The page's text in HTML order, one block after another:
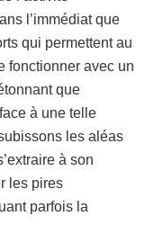
l’immédiat que
qui permettent au
fonctionner avec un
que
à une telle
les aléas
à son
les pires
parfois la